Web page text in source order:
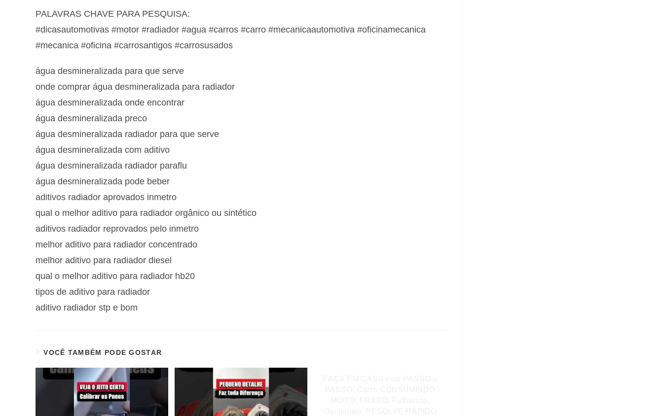
PALAVRAS CHAVE PARA PESQUISA:
#dicasautomotivas #motor #radiador #agua #carros #carro #mecanicaautomotiva #oficinamecanica
#mecanica #oficina #carrosantigos #carrosusados
água desmineralizada para que serve
onde comprar água desmineralizada para radiador
água desmineralizada onde encontrar
água desmineralizada preco
água desmineralizada radiador para que serve
água desmineralizada com aditivo
água desmineralizada radiador paraflu
água desmineralizada pode beber
aditivos radiador aprovados inmetro
qual o melhor aditivo para radiador orgânico ou sintético
aditivos radiador reprovados pelo inmetro
melhor aditivo para radiador concentrado
melhor aditivo para radiador diesel
qual o melhor aditivo para radiador hb20
tipos de aditivo para radiador
aditivo radiador stp e bom
VOCÊ TAMBÉM PODE GOSTAR